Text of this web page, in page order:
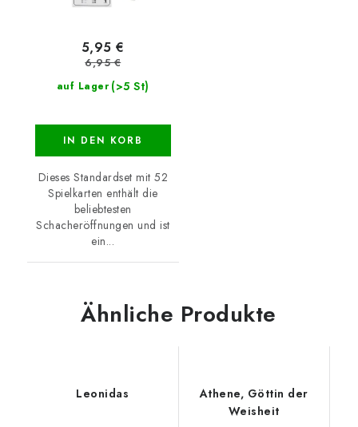
auf Lager (>5 St)
5,95 €
6,95 €
IN DEN KORB
Dieses Standardset mit 52
Spielkarten enthält die
beliebtesten
Schacheröffnungen und ist
ein...
Ähnliche Produkte
Leonidas
Athene, Göttin der
Weisheit